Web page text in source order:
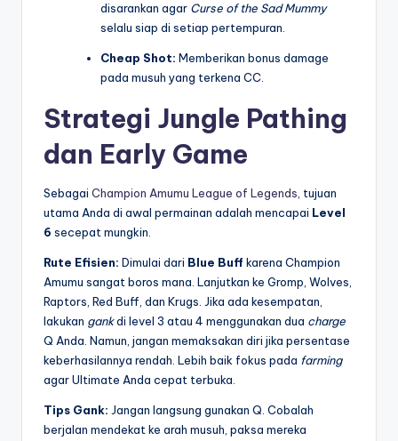
disarankan agar Curse of the Sad Mummy
selalu siap di setiap pertempuran.
Cheap Shot: Memberikan bonus damage
pada musuh yang terkena CC.
Strategi Jungle Pathing
dan Early Game
Sebagai Champion Amumu League of Legends , tujuan
utama Anda di awal permainan adalah mencapai Level
6 secepat mungkin.
Rute Efisien: Dimulai dari Blue Buff karena Champion
Amumu sangat boros mana. Lanjutkan ke Gromp, Wolves,
Raptors, Red Buff, dan Krugs. Jika ada kesempatan,
lakukan gankdi level 3 atau 4 menggunakan dua charge
Q Anda. Namun, jangan memaksakan diri jika persentase
keberhasilannya rendah. Lebih baik fokus pada farming
agar Ultimate Anda cepat terbuka.
Tips Gank: Jangan langsung gunakan Q. Cobalah
berjalan mendekat ke arah musuh, paksa mereka